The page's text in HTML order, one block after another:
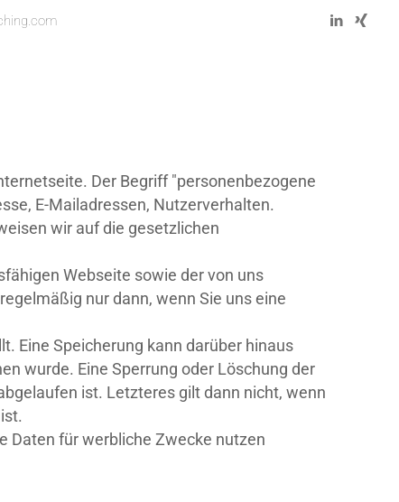
Der Begriff "personenbezogene
E-Mailadressen, Nutzerverhalten.
wir auf die gesetzlichen
Webseite sowie der von uns
nur dann, wenn Sie uns eine
Eine Speicherung kann darüber hinaus
wurde. Eine Sperrung oder Löschung der
ist. Letzteres gilt dann nicht, wenn
Daten für werbliche Zwecke nutzen